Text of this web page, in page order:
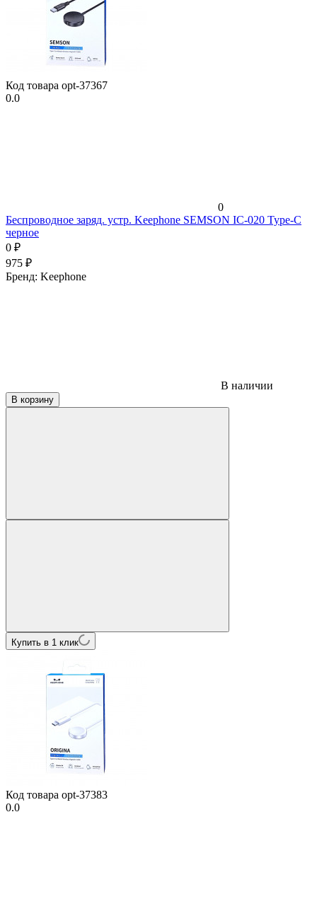
Код товара opt-37367
0.0
0
Беспроводное заряд. устр. Keephone SEMSON IC-020 Type-C
черное
0 ₽
975 ₽
Бренд: Keephone
В наличии
В корзину
Купить в 1 клик
Код товара opt-37383
0.0